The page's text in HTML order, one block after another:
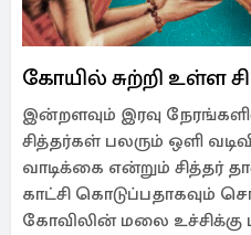
கோயில் சுற்றி உள்ள
இன்றளவும் இரவு
சித்தர்கள் பலரும் ஒளி
வாடிக்கை என்றும் சித்தர்
காட்சி கொடுப்பதாகவும்
கோவிலின் மலை உச்சிக்கு